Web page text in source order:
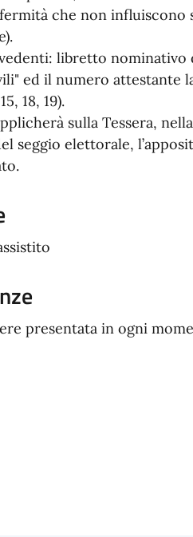
che non influiscono
libretto nominativo
ed il numero attestante
18, 19).
sulla Tessera,
seggio elettorale,
presentata in ogni